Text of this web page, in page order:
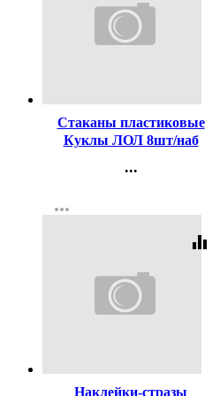
Стаканы пластиковые
Куклы ЛОЛ 8шт/наб
...
Регистрация
more_horiz
equalizer
Наклейки-стразы